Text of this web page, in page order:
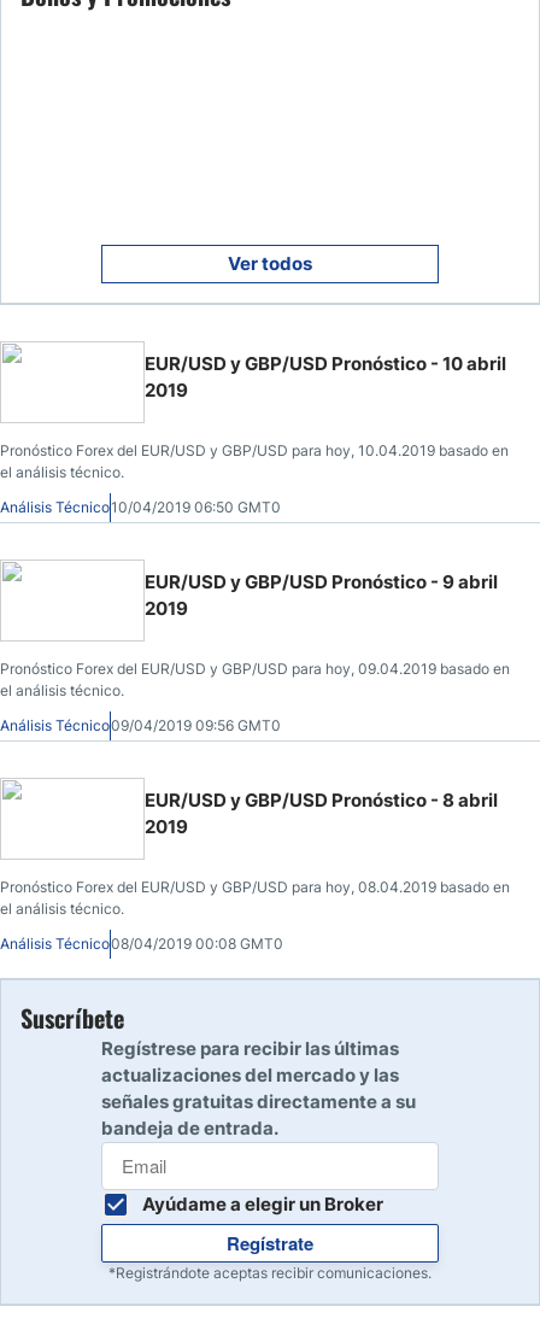
Ver todos
EUR/USD y GBP/USD Pronóstico - 10 abril
2019
Pronóstico Forex del EUR/USD y GBP/USD para hoy, 10.04.2019 basado en
el análisis técnico.
Análisis Técnico10/04/2019 06:50 GMT0
EUR/USD y GBP/USD Pronóstico - 9 abril
2019
Pronóstico Forex del EUR/USD y GBP/USD para hoy, 09.04.2019 basado en
el análisis técnico.
Análisis Técnico09/04/2019 09:56 GMT0
EUR/USD y GBP/USD Pronóstico - 8 abril
2019
Pronóstico Forex del EUR/USD y GBP/USD para hoy, 08.04.2019 basado en
el análisis técnico.
Análisis Técnico08/04/2019 00:08 GMT0
Suscríbete
Regístrese para recibir las últimas
actualizaciones del mercado y las
señales gratuitas directamente a su
bandeja de entrada.
Ayúdame a elegir un Broker
Regístrate
*Registrándote aceptas recibir comunicaciones.